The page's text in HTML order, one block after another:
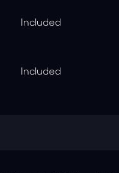
Included
Included